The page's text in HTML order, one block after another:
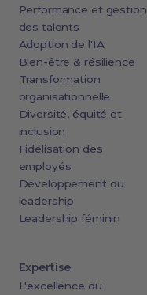
Performance et gestion
des talents
Adoption de l'IA
Bien-être & résilience
Transformation
organisationnelle
Diversité, équité et
inclusion
Fidélisation des
employés
Développement du
leadership
Leadership féminin
Expertise
L'excellence du